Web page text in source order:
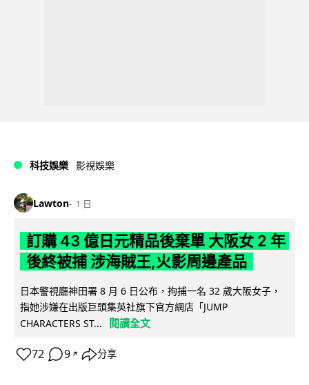
科技娛樂 影視娛樂
Lawton 1 日
訂購 43 億日元精品後棄單 大阪女 2 年
後終被捕 涉海賊王,火影周邊產品
日本警視廳神田署 8 月 6 日公布，拘捕一名 32 歲大阪女子，
指她涉嫌在出版巨頭集英社旗下官方網店「JUMP
CHARACTERS ST...
閱讀全文
72 9 ↗ 分享